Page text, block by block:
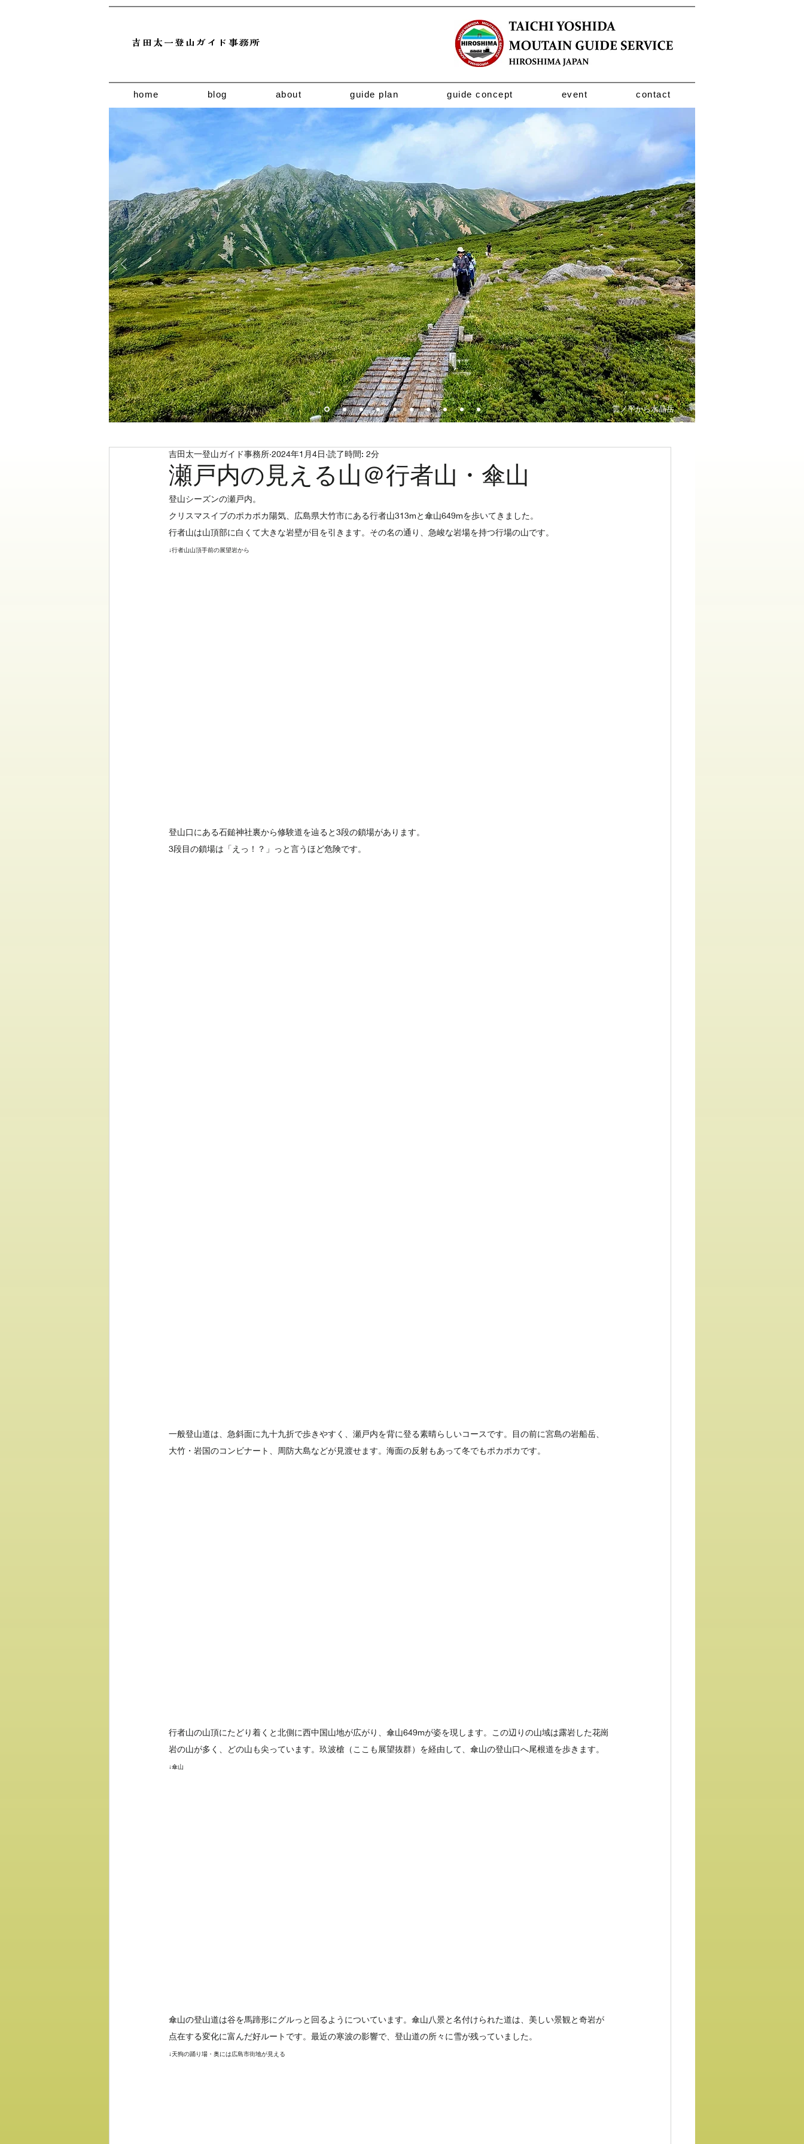
吉田太一登山ガイド事務所
home blog about guide plan guide concept event contact
雲ノ平から水晶岳
瀬戸内の見える山＠行者山・傘山
吉田太一登山ガイド事務所 2024年1月4日 読了時間: 2分
登山シーズンの瀬戸内。
クリスマスイブのポカポカ陽気、広島県大竹市にある行者山313mと傘山649mを歩いてきました。
行者山は山頂部に白くて大きな岩壁が目を引きます。その名の通り、急峻な岩場を持つ行場の山です。
↓行者山山頂手前の展望岩から
登山口にある石鎚神社裏から修験道を辿ると3段の鎖場があります。
3段目の鎖場は「えっ！？」っと言うほど危険です。
一般登山道は、急斜面に九十九折で歩きやすく、瀬戸内を背に登る素晴らしいコースです。目の前に宮島の岩船岳、
大竹・岩国のコンビナート、周防大島などが見渡せます。海面の反射もあって冬でもポカポカです。
行者山の山頂にたどり着くと北側に西中国山地が広がり、傘山649mが姿を現します。この辺りの山域は露岩した花崗
岩の山が多く、どの山も尖っています。玖波槍（ここも展望抜群）を経由して、傘山の登山口へ尾根道を歩きます。
↓傘山
傘山の登山道は谷を馬蹄形にグルっと回るようについています。傘山八景と名付けられた道は、美しい景観と奇岩が
点在する変化に富んだ好ルートです。最近の寒波の影響で、登山道の所々に雪が残っていました。
↓天狗の踊り場・奥には広島市街地が見える